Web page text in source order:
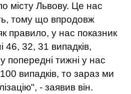
місту Львову. Це нас
тому що впродовж
правило, у нас показник
46, 32, 31 випадків,
попередні тижні у нас
випадків, то зараз ми
- заявив він.